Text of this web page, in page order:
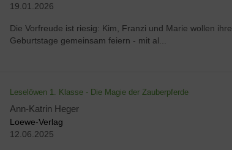
19.01.2026
Die Vorfreude ist riesig: Kim, Franzi und Marie wollen ihre
Geburtstage gemeinsam feiern - mit al...
Leselöwen 1. Klasse - Die Magie der Zauberpferde
Ann-Katrin Heger
Loewe-Verlag
12.06.2025